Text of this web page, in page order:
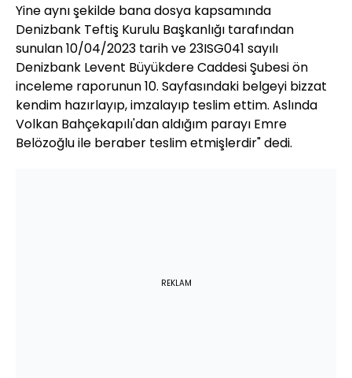
Yine aynı şekilde bana dosya kapsamında
Denizbank Teftiş Kurulu Başkanlığı tarafından
sunulan 10/04/2023 tarih ve 23ISG041 sayılı
Denizbank Levent Büyükdere Caddesi Şubesi ön
inceleme raporunun 10. Sayfasındaki belgeyi bizzat
kendim hazırlayıp, imzalayıp teslim ettim. Aslında
Volkan Bahçekapılı'dan aldığım parayı Emre
Belözoğlu ile beraber teslim etmişlerdir" dedi.
REKLAM